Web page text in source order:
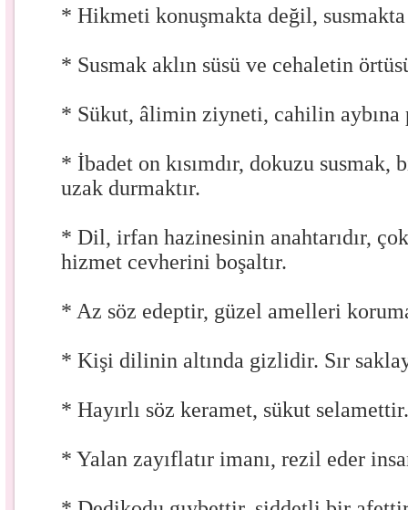
* Hikmeti konuşmakta değil, susmakta
* Susmak aklın süsü ve cehaletin
* Sükut, âlimin ziyneti, cahilin aybına
* İbadet on kısımdır, dokuzu susmak,
uzak durmaktır.
* Dil, irfan hazinesinin anahtarıdır,
hizmet cevherini boşaltır.
* Az söz edeptir, güzel amelleri
* Kişi dilinin altında gizlidir. Sır
* Hayırlı söz keramet, sükut
* Yalan zayıflatır imanı, rezil eder